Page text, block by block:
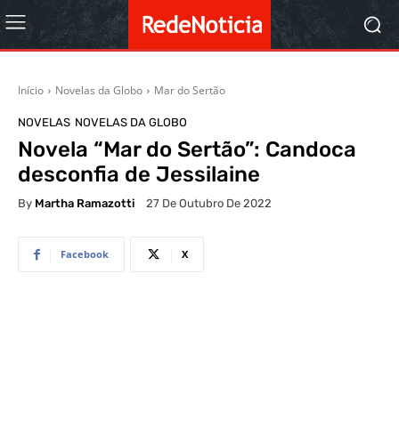
Início Novelas da Globo Mar do Sertão
NOVELAS NOVELAS DA GLOBO
Novela “Mar do Sertão”: Candoca
desconfia de Jessilaine
By Martha Ramazotti 27 De Outubro De 2022
Facebook X